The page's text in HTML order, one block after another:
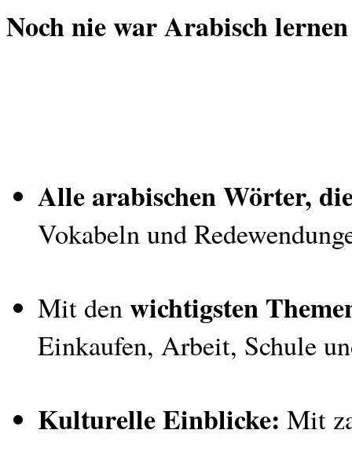
Noch nie war Arabisch
Alle arabischen Wörter,
Vokabeln und
Mit denwichtigsten
Einkaufen, Arbeit, Schule
Kulturelle Einblicke: Mit